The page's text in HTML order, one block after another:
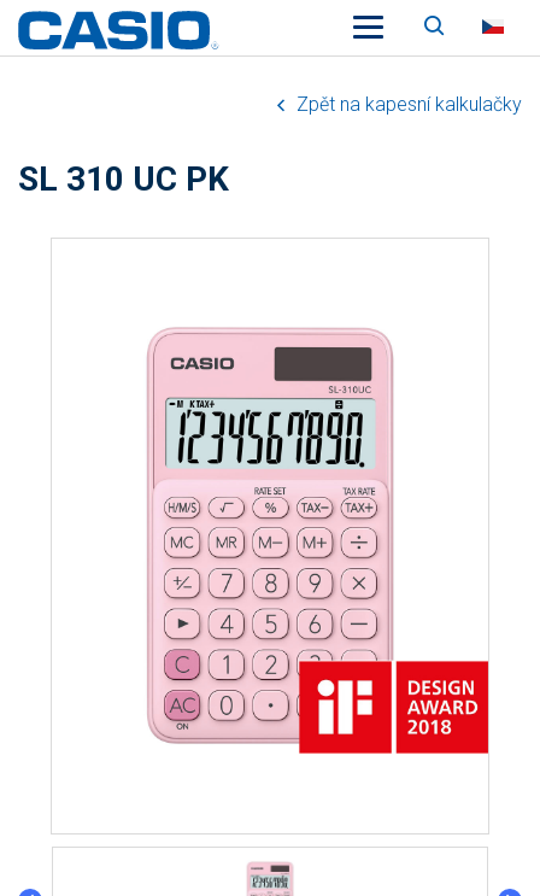
Zpět na kapesní kalkulačky
SL 310 UC PK